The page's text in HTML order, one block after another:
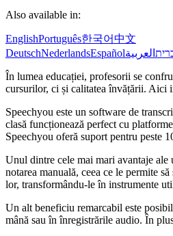
Also available in:
EnglishPortuguês한국어中文
DeutschNederlandsEspañolالعربية
În lumea educației, profesorii se
cursurilor, ci și calitatea învățării. Aici
Speechyou este un software de
clasă funcționează perfect cu
Speechyou oferă suport pentru peste
Unul dintre cele mai mari avantaje
notarea manuală, ceea ce le permite
lor, transformându-le în instrumente
Un alt beneficiu remarcabil este
mână sau în înregistrările audio. În